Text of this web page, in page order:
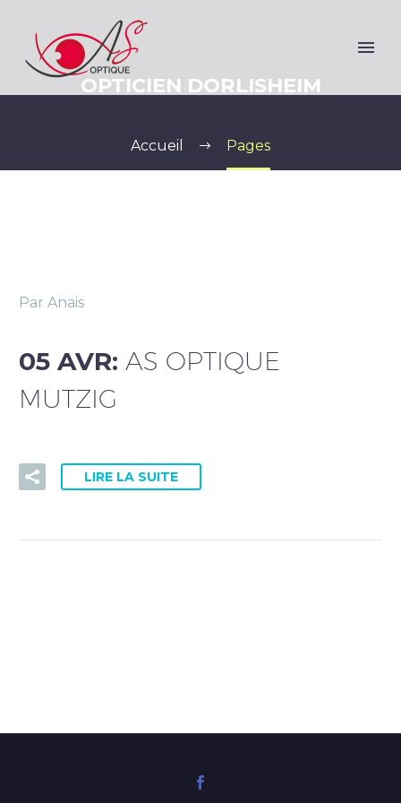
PRISE DE RDV DOCTOLIB
OPTICIEN DORLISHEIM
Accueil Pages
Par Anais
05 AVR: AS OPTIQUE
MUTZIG
LIRE LA SUITE